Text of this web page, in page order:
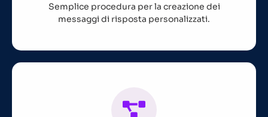
Semplice procedura per la creazione dei
messaggi di risposta personalizzati.